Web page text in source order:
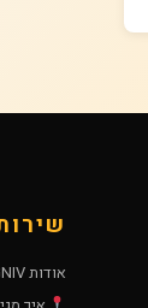
אודות BMAGNIV